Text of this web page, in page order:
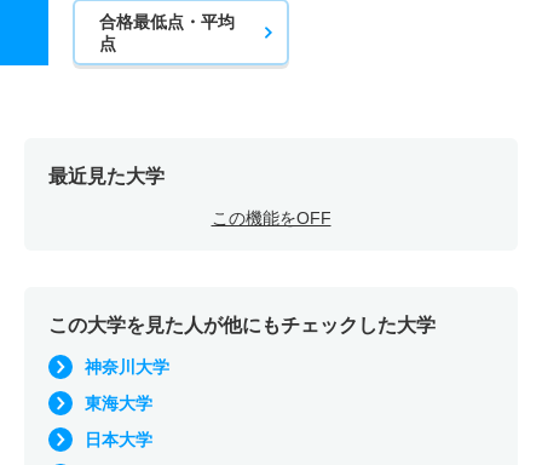
合格最低点・平均
点
最近見た大学
この機能をOFF
この大学を見た人が他にもチェックした大学
神奈川大学
東海大学
日本大学